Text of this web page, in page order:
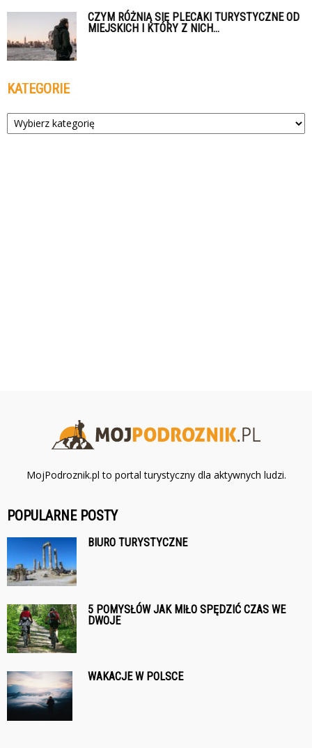
CZYM RÓŻNIĄ SIĘ PLECAKI TURYSTYCZNE OD
MIEJSKICH I KTÓRY Z NICH...
KATEGORIE
Kategorie
MojPodroznik.pl to portal turystyczny dla aktywnych ludzi.
POPULARNE POSTY
BIURO TURYSTYCZNE
5 POMYSŁÓW JAK MIŁO SPĘDZIĆ CZAS WE
DWOJE
WAKACJE W POLSCE